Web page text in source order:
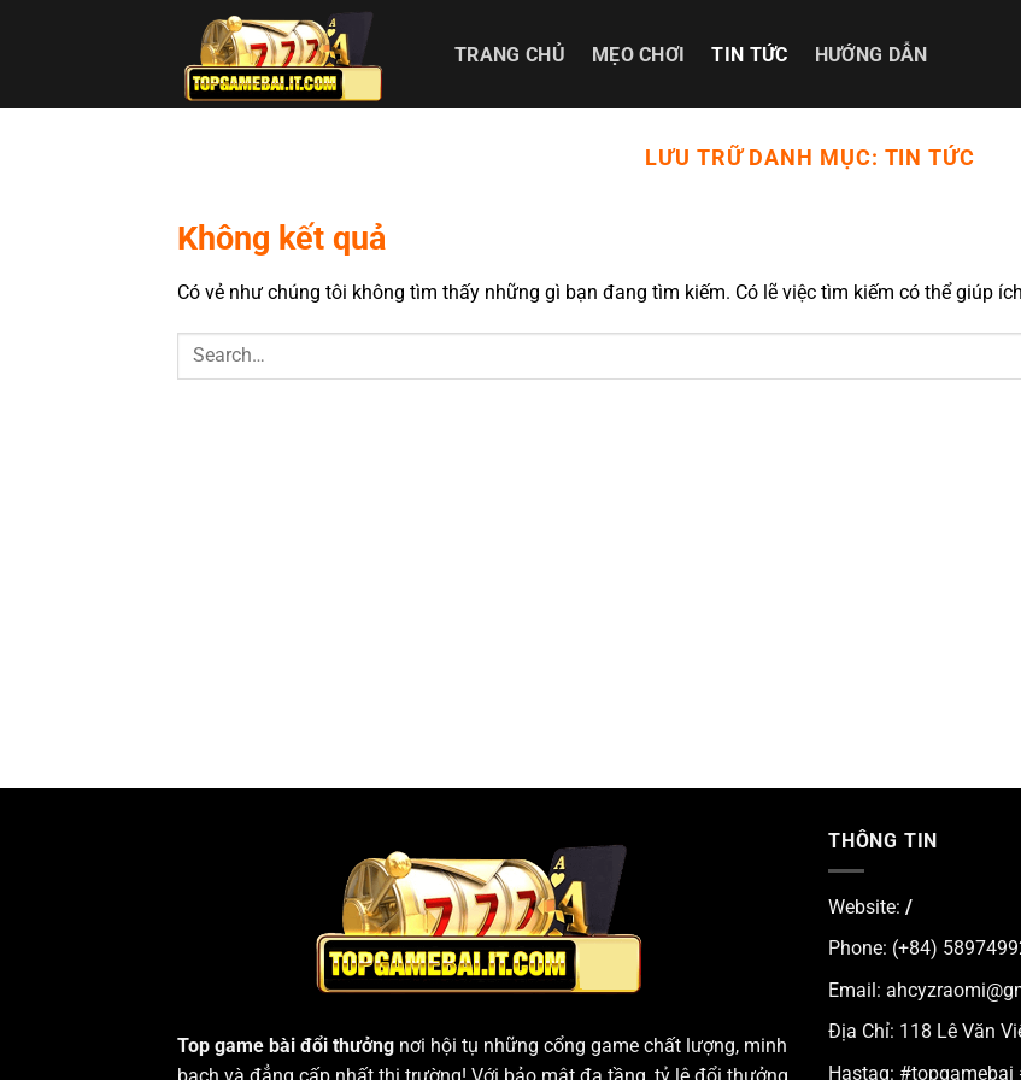
dung
TRANG CHỦ MẸO CHƠI TIN TỨC HƯỚNG DẪN
LƯU TRỮ DANH MỤC: TIN TỨC
Không kết quả
Có vẻ như chúng tôi không tìm thấy những gì bạn đang tìm kiếm. Có lẽ việc tìm kiếm có thể giúp
Top game bài đổi thưởng nơi hội tụ những cổng game chất lượng, minh
bạch và đẳng cấp nhất thị trường! Với bảo mật đa tầng, tỷ lệ đổi thưởng
THÔNG TIN
Website: /
Phone: (+84)
Email:
Địa Chỉ: 118 Lê Văn
Hastag: